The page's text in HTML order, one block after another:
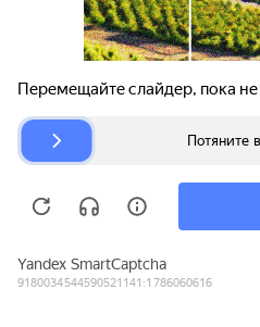
Авторазборки
© bibinet.ru - система
Copyright 2010-2026